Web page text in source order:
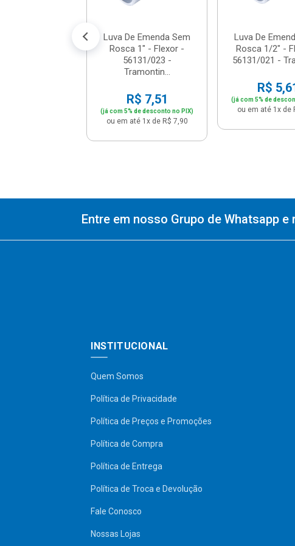
Luva De Emenda Sem
Rosca 1" - Flexor -
56131/023 -
Tramontin...
R$ 7,51
(já com 5% de desconto no PIX)
ou em até 1x de R$ 7,90
Luva De
Rosca 1/2" -
56131/021 -
R$
(já com 5% de
ou em até 1x de
Entre em nosso Grupo de Whatsapp
INSTITUCIONAL
Quem Somos
Política de Privacidade
Política de Preços e Promoções
Política de Compra
Política de Entrega
Política de Troca e Devolução
Fale Conosco
Nossas Lojas